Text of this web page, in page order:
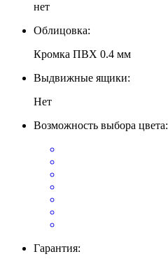
нет
Облицовка:
Кромка ПВХ 0.4 мм
Выдвижные ящики:
Нет
Возможность выбора цвета:
Гарантия: